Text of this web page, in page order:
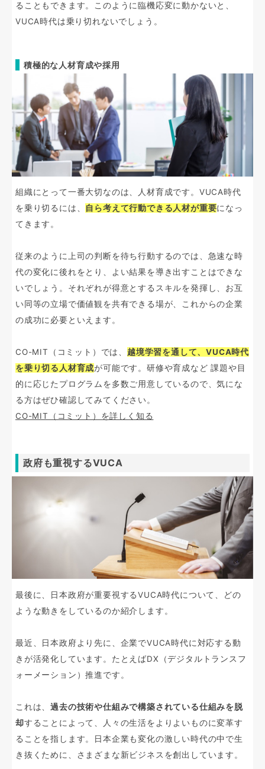
ることもできます。このように臨機応変に動かないと、
VUCA時代は乗り切れないでしょう。
積極的な人材育成や採用
組織にとって一番大切なのは、人材育成です。VUCA時代
を乗り切るには、 自ら考えて行動できる人材が重要になっ
てきます。
従来のように上司の判断を待ち行動するのでは、急速な時
代の変化に後れをとり、よい結果を導き出すことはできな
いでしょう。それぞれが得意とするスキルを発揮し、お互
い同等の立場で価値観を共有できる場が、これからの企業
の成功に必要といえます。
CO-MIT（コミット）では、 越境学習を通して、VUCA時代
を乗り切る人材育成が可能です。研修や育成など 課題や目
的に応じたプログラムを多数ご用意しているので、気にな
る方はぜひ確認してみてください。
CO-MIT（コミット）を詳しく知る
政府も重視するVUCA
最後に、日本政府が重要視するVUCA時代について、どの
ような動きをしているのか紹介します。
最近、日本政府より先に、企業でVUCA時代に対応する動
きが活発化しています。たとえばDX（デジタルトランスフ
ォーメーション）推進です。
これは、過去の技術や仕組みで構築されている仕組みを脱
却することによって、人々の生活をよりよいものに変革す
ることを指します。日本企業も変化の激しい時代の中で生
き抜くために、さまざまな新ビジネスを創出しています。